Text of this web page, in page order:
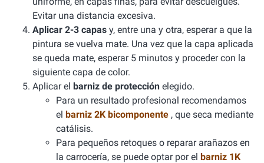
Evitar una distancia excesiva.
Aplicar 2-3 capas y, entre una y otra, esperar a que la
pintura se vuelva mate. Una vez que la capa aplicada
se queda mate, esperar 5 minutos y proceder con la
siguiente capa de color.
Aplicar el barniz de protección elegido.
Para un resultado profesional recomendamos
el barniz 2K bicomponente , que seca mediante
catálisis.
Para pequeños retoques o reparar arañazos en
la carrocería, se puede optar por el barniz 1K